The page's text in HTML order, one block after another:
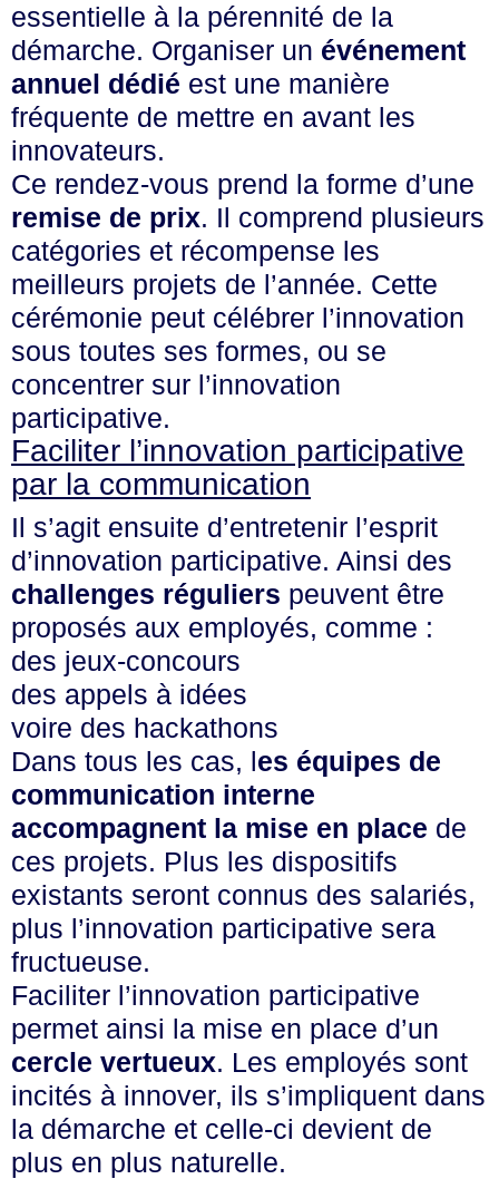
essentielle à la pérennité de la
démarche. Organiser un événement
annuel dédié est une manière
fréquente de mettre en avant les
innovateurs.
Ce rendez-vous prend la forme d’une
remise de prix. Il comprend plusieurs
catégories et récompense les
meilleurs projets de l’année. Cette
cérémonie peut célébrer l’innovation
sous toutes ses formes, ou se
concentrer sur l’innovation
participative.
Faciliter l’innovation participative
par la communication
Il s’agit ensuite d’entretenir l’esprit
d’innovation participative. Ainsi des
challenges réguliers peuvent être
proposés aux employés, comme :
des jeux-concours
des appels à idées
voire des hackathons
Dans tous les cas, les équipes de
communication interne
accompagnent la mise en place de
ces projets. Plus les dispositifs
existants seront connus des salariés,
plus l’innovation participative sera
fructueuse.
Faciliter l’innovation participative
permet ainsi la mise en place d’un
cercle vertueux. Les employés sont
incités à innover, ils s’impliquent dans
la démarche et celle-ci devient de
plus en plus naturelle.